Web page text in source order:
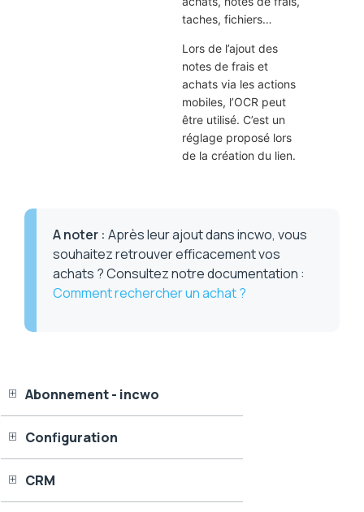
Abonnement - incwo
Configuration
CRM
taches, fichiers…
Lors de l’ajout des
notes de frais et
achats via les actions
mobiles, l’OCR peut
être utilisé. C’est un
réglage proposé lors
de la création du lien.
A noter : Après leur ajout dans incwo, vous
souhaitez retrouver efficacement vos
achats ? Consultez notre documentation :
Comment rechercher un achat ?